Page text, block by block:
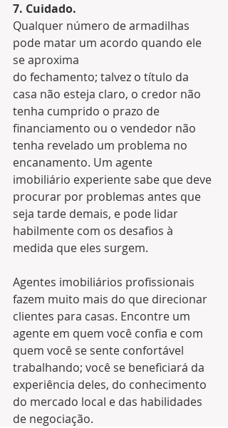
7. Cuidado.
Qualquer número de armadilhas
pode matar um acordo quando ele
se aproxima
do fechamento; talvez o título da
casa não esteja claro, o credor não
tenha cumprido o prazo de
financiamento ou o vendedor não
tenha revelado um problema no
encanamento. Um agente
imobiliário experiente sabe que deve
procurar por problemas antes que
seja tarde demais, e pode lidar
habilmente com os desafios à
medida que eles surgem.
Agentes imobiliários profissionais
fazem muito mais do que direcionar
clientes para casas. Encontre um
agente em quem você confia e com
quem você se sente confortável
trabalhando; você se beneficiará da
experiência deles, do conhecimento
do mercado local e das habilidades
de negociação.